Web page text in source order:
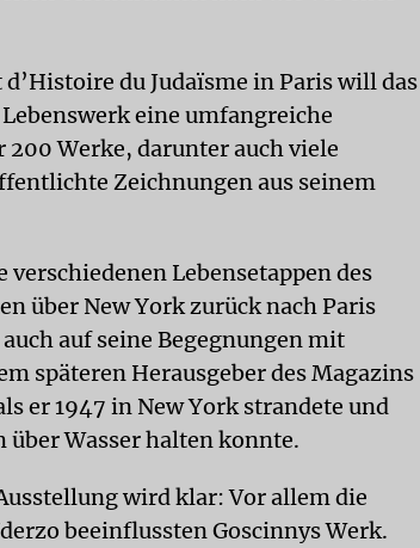
du Judaïsme in Paris will das
eine umfangreiche
200 Werke, darunter auch viele
Zeichnungen aus seinem
Lebensetappen des
über New York zurück nach Paris
auf seine Begegnungen mit
späteren Herausgeber des Magazins
er 1947 in New York strandete und
Wasser halten konnte.
wird klar: Vor allem die
beeinflussten Goscinnys Werk.